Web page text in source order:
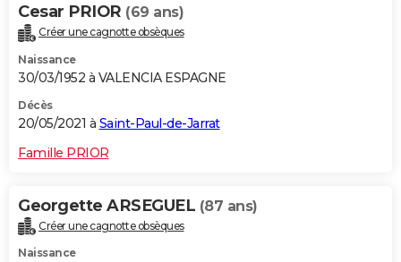
Cesar PRIOR (69 ans)
Créer une cagnotte obsèques
Naissance
30/03/1952 à VALENCIA ESPAGNE
Décès
20/05/2021 à Saint-Paul-de-Jarrat
Famille PRIOR
Georgette ARSEGUEL (87 ans)
Créer une cagnotte obsèques
Naissance